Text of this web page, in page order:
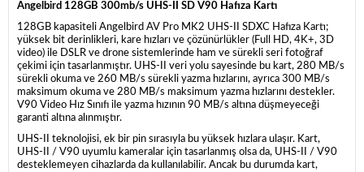
Angelbird 128GB 300mb/s UHS-II SD V90 Hafıza Kartı
128GB kapasiteli Angelbird AV Pro MK2 UHS-II SDXC Hafıza Kartı;
yüksek bit derinlikleri, kare hızları ve çözünürlükler (Full HD, 4K+, 3D
video) ile DSLR ve drone sistemlerinde ham ve sürekli seri fotoğraf
çekimi için tasarlanmıştır. UHS-II veri yolu sayesinde bu kart, 280 MB/s
sürekli okuma ve 260 MB/s sürekli yazma hızlarını, ayrıca 300 MB/s
maksimum okuma ve 280 MB/s maksimum yazma hızlarını destekler.
V90 Video Hız Sınıfı ile yazma hızının 90 MB/s altına düşmeyeceği
garanti altına alınmıştır.
UHS-II teknolojisi, ek bir pin sırasıyla bu yüksek hızlara ulaşır. Kart,
UHS-II / V90 uyumlu kameralar için tasarlanmış olsa da, UHS-II / V90
desteklemeyen cihazlarda da kullanılabilir. Ancak bu durumda kart,